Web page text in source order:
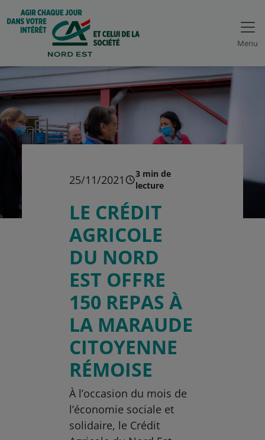
Menu
25/11/2021
3 min de
lecture
LE CRÉDIT
AGRICOLE
DU NORD
EST OFFRE
150 REPAS À
LA MARAUDE
CITOYENNE
RÉMOISE
À l’occasion du mois de
l’économie sociale et
solidaire, le Crédit